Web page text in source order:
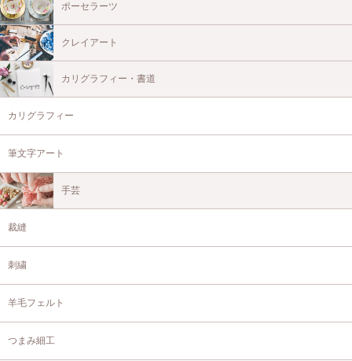
ポーセラーツ
クレイアート
カリグラフィー・書道
カリグラフィー
筆文字アート
手芸
裁縫
刺繍
羊毛フェルト
つまみ細工